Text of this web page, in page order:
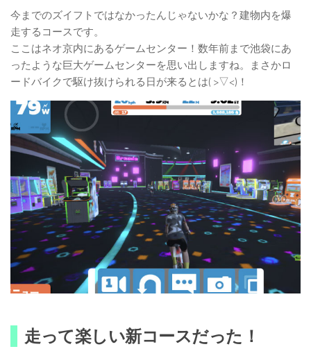
今までのズイフトではなかったんじゃないかな？建物内を爆
走するコースです。
ここはネオ京内にあるゲームセンター！数年前まで池袋にあ
ったような巨大ゲームセンターを思い出しますね。まさかロ
ードバイクで駆け抜けられる日が来るとは( >▽<)！
走って楽しい新コースだった！